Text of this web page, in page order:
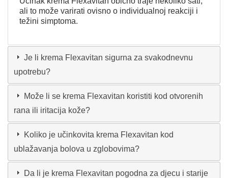
ali to može varirati ovisno o individualnoj reakciji i
težini simptoma.
Je li krema Flexavitan sigurna za svakodnevnu
upotrebu?
Može li se krema Flexavitan koristiti kod otvorenih
rana ili iritacija kože?
Koliko je učinkovita krema Flexavitan kod
ublažavanja bolova u zglobovima?
Da li je krema Flexavitan pogodna za djecu i starije